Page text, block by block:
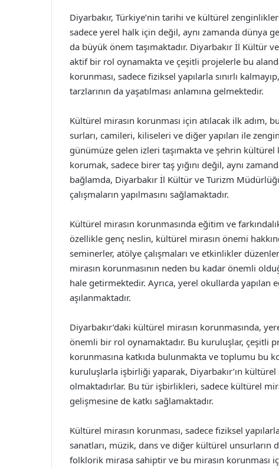
Diyarbakır, Türkiye’nin tarihi ve kültürel
sadece yerel halk için değil, aynı zamanda dünya
da büyük önem taşımaktadır. Diyarbakır İl Kültür
aktif bir rol oynamakta ve çeşitli projelerle bu
korunması, sadece fiziksel yapılarla sınırlı
tarzlarının da yaşatılması anlamına gelmektedir.
Kültürel mirasın korunması için atılacak ilk adım,
surları, camileri, kiliseleri ve diğer yapıları ile
günümüze gelen izleri taşımakta ve şehrin
korumak, sadece birer taş yığını değil, aynı
bağlamda, Diyarbakır İl Kültür ve Turizm
çalışmaların yapılmasını sağlamaktadır.
Kültürel mirasın korunmasında eğitim ve
özellikle genç neslin, kültürel mirasın önemi
seminerler, atölye çalışmaları ve etkinlikler
mirasın korunmasının neden bu kadar önemli
hale getirmektedir. Ayrıca, yerel okullarda
aşılanmaktadır.
Diyarbakır’daki kültürel mirasın korunmasında,
önemli bir rol oynamaktadır. Bu kuruluşlar, çeşitli
korunmasına katkıda bulunmakta ve toplumu bu
kuruluşlarla işbirliği yaparak, Diyarbakır’ın kültürel
olmaktadırlar. Bu tür işbirlikleri, sadece kültürel
gelişmesine de katkı sağlamaktadır.
Kültürel mirasın korunması, sadece fiziksel
sanatları, müzik, dans ve diğer kültürel unsurların
folklorik mirasa sahiptir ve bu mirasın korunması